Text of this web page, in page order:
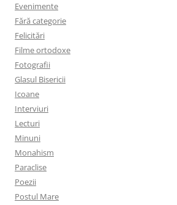
Evenimente
Fără categorie
Felicitări
Filme ortodoxe
Fotografii
Glasul Bisericii
Icoane
Interviuri
Lecturi
Minuni
Monahism
Paraclise
Poezii
Postul Mare